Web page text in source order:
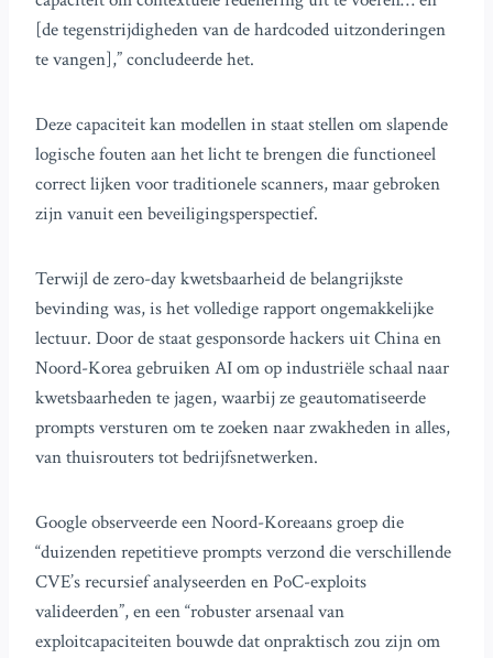
[de tegenstrijdigheden van de hardcoded uitzonderingen
te vangen],” concludeerde het.
Deze capaciteit kan modellen in staat stellen om slapende
logische fouten aan het licht te brengen die functioneel
correct lijken voor traditionele scanners, maar gebroken
zijn vanuit een beveiligingsperspectief.
Terwijl de zero-day kwetsbaarheid de belangrijkste
bevinding was, is het volledige rapport ongemakkelijke
lectuur. Door de staat gesponsorde hackers uit China en
Noord-Korea gebruiken AI om op industriële schaal naar
kwetsbaarheden te jagen, waarbij ze geautomatiseerde
prompts versturen om te zoeken naar zwakheden in alles,
van thuisrouters tot bedrijfsnetwerken.
Google observeerde een Noord-Koreaans groep die
“duizenden repetitieve prompts verzond die verschillende
CVE’s recursief analyseerden en PoC-exploits
valideerden”, en een “robuster arsenaal van
exploitcapaciteiten bouwde dat onpraktisch zou zijn om